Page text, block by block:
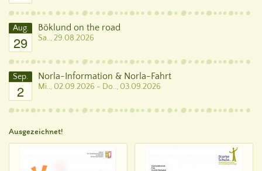
Aug.
29
Böklund on the road
Sa.., 29.08.2026
Sep.
2
Norla-Information & Norla-Fahrt
Mi.., 02.09.2026 - Do.., 03.09.2026
Ausgezeichnet!